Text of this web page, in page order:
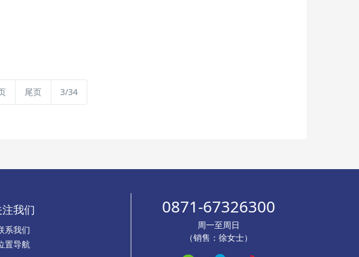
尾页 3/34
注我们
系我们
置导航
0871-67326300
周一至周日
（销售：徐女士）